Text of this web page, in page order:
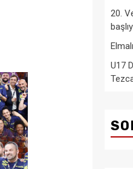
20.
U17